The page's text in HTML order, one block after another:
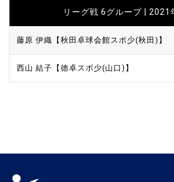
リーグ戦 6グループ | 2021
藤原 伊織【秋田卓球会館スポ少(秋田)】
西山 結子【徳卓スポ少(山口)】